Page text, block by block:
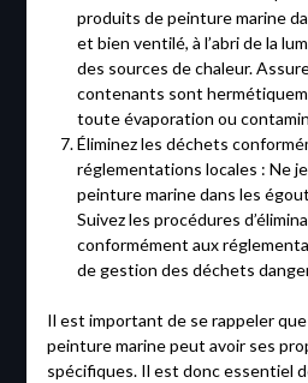
produits de peinture marine
et bien ventilé, à l’abri de la
des sources de chaleur.
contenants sont
toute évaporation ou
Éliminez les déchets
réglementations locales : Ne
peinture marine dans les
Suivez les procédures
conformément aux
de gestion des déchets
Il est important de se rappeler
peinture marine peut avoir ses
spécifiques. Il est donc essentiel